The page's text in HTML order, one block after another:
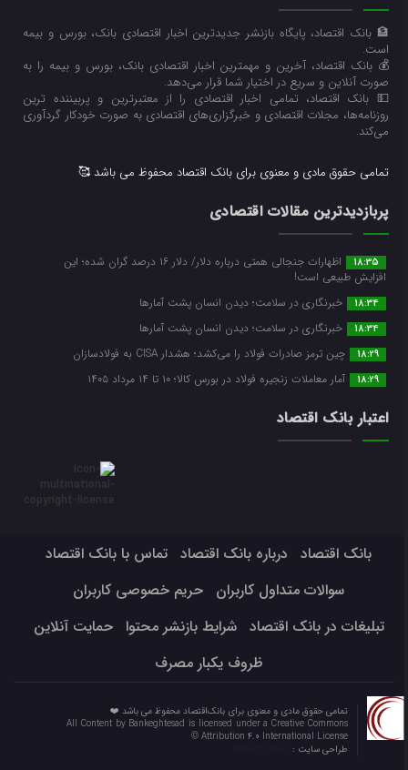
🏦 بانک اقتصاد، پایگاه بازنشر جدیدترین اخبار اقتصادی بانک، بورس و بیمه
است.
💰 بانک اقتصاد، آخرین و مهمترین اخبار اقتصادی بانک، بورس و بیمه را به
صورت آنلاین و سریع در اختیار شما قرار می‌‌دهد.
💵 بانک اقتصاد، تمامی اخبار اقتصادی را از معتبرترین و پربیننده ترین
روزنامه‌ها، مجلات اقتصادی و خبرگزاری‌های اقتصادی به صورت خودکار گردآوری
می‌کند.
تمامی حقوق مادی و معنوی برای بانک اقتصاد محفوظ می باشد 🥰
پربازدیدترین مقالات اقتصادی
18:35
اظهارات جنجالی همتی درباره دلار/ دلار ۱۶ درصد گران شده؛ این
افزایش طبیعی است!
18:34 خبرنگاری در سلامت؛ دیدن انسان پشت آمارها
18:34 خبرنگاری در سلامت؛ دیدن انسان پشت آمارها
18:29 چین ترمز صادرات فولاد را می‌کشد؛ هشدار CISA به فولادسازان
18:29 آمار معاملات زنجیره فولاد در بورس کالا؛ ۱۰ تا ۱۴ مرداد ۱۴۰۵
اعتبار بانک اقتصاد
بانک اقتصاد درباره بانک اقتصاد
تماس با بانک اقتصاد
سوالات متداول کاربران
حریم خصوصی کاربران
تبلیغات در بانک اقتصاد
شرایط بازنشر محتوا
حمایت آنلاین
ظروف یکبار مصرف
تمامی حقوق مادی و معنوی برای بانک‌اقتصاد محفوظ می باشد ❤️
All Content by Bankeghtesad is licensed under a Creative Commons
Attribution 4.0 International License ©️
طراحی سایت :